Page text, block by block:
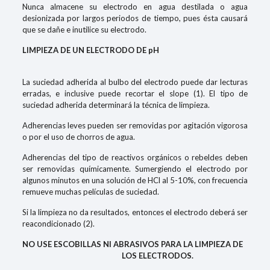
Nunca almacene su electrodo en agua destilada o agua
desionizada por largos periodos de tiempo, pues ésta causará
que se dañe e inutilice su electrodo.
LIMPIEZA DE UN ELECTRODO DE pH
La suciedad adherida al bulbo del electrodo puede dar lecturas
erradas, e inclusive puede recortar el slope (1). El tipo de
suciedad adherida determinará la técnica de limpieza.
Adherencias leves pueden ser removidas por agitación vigorosa
o por el uso de chorros de agua.
Adherencias del tipo de reactivos orgánicos o rebeldes deben
ser removidas químicamente. Sumergiendo el electrodo por
algunos minutos en una solución de HCl al 5-10%, con frecuencia
remueve muchas películas de suciedad.
Si la limpieza no da resultados, entonces el electrodo deberá ser
reacondicionado (2).
NO USE ESCOBILLAS NI ABRASIVOS PARA LA LIMPIEZA DE
LOS ELECTRODOS.